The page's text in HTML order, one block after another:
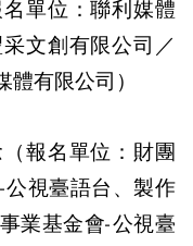
單位：聯利媒體
文創有限公司／
有限公司）
報名單位：財團
視臺語台、製作
業基金會-公視臺